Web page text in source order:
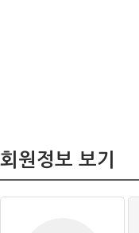
회원정보 보기